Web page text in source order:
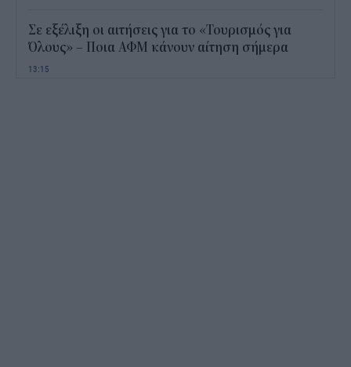
Σε εξέλιξη οι αιτήσεις για το «Τουρισμός για
Όλους» – Ποια ΑΦΜ κάνουν αίτηση σήμερα
13:15